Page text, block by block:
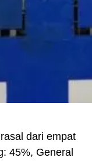
dari empat
45%, General